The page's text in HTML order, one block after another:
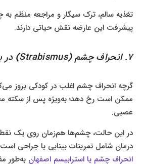
تغذیه سالم، ترک سیگار و مراجعه منظم
پیشرفت این عارضه نقش حیاتی دارند.
۷. انحراف چشم (Strabismus) در بزرگسالی
گرچه انحراف چشم اغلب در کودکی بروز
ممکن است رخ دهد؛ به‌ویژه پس از سکته
عصبی.
در این حالت، چشم‌ها هم‌زمان روی یک
درمان شامل تمرینات بینایی یا جراحی
انحراف چشم یا استرابیسم اصفهان به‌طور